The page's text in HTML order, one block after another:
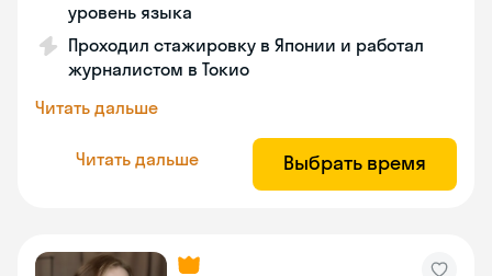
уровень языка
Проходил стажировку в Японии и работал
журналистом в Токио
Читать дальше
Читать дальше Выбрать время